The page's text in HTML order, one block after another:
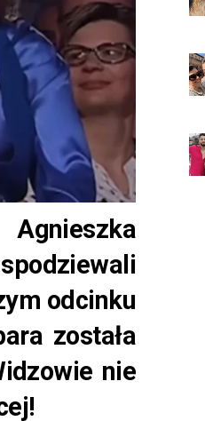
odcinku
została
nie